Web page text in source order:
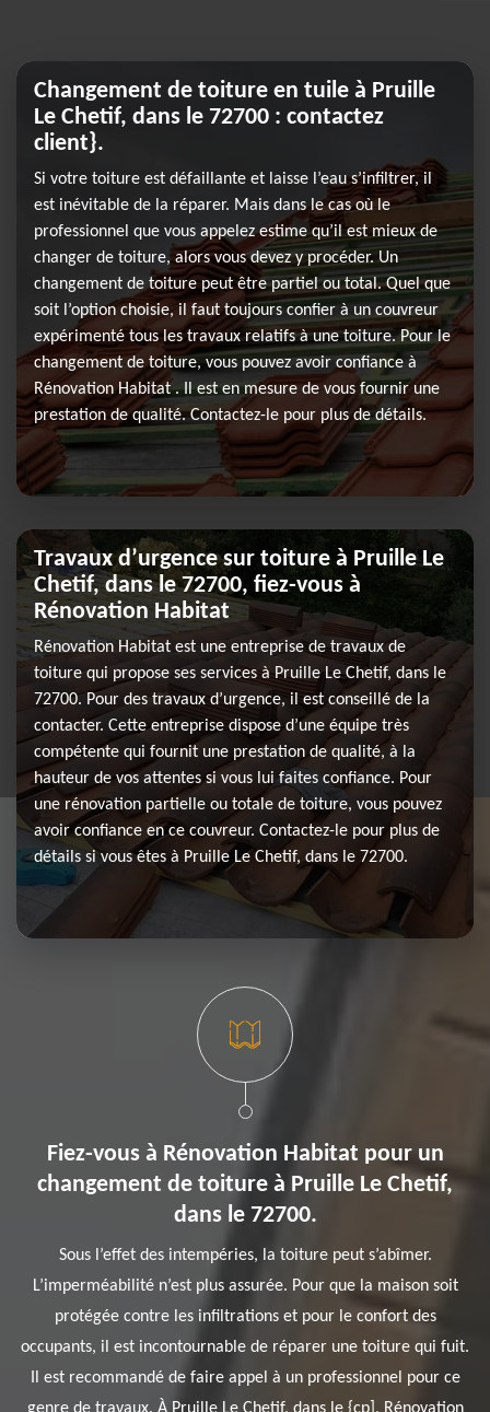
Changement de toiture en tuile à Pruille
Le Chetif, dans le 72700 : contactez
client}.
Si votre toiture est défaillante et laisse l’eau s’infiltrer, il
est inévitable de la réparer. Mais dans le cas où le
professionnel que vous appelez estime qu’il est mieux de
changer de toiture, alors vous devez y procéder. Un
changement de toiture peut être partiel ou total. Quel que
soit l’option choisie, il faut toujours confier à un couvreur
expérimenté tous les travaux relatifs à une toiture. Pour le
changement de toiture, vous pouvez avoir confiance à
Rénovation Habitat . Il est en mesure de vous fournir une
prestation de qualité. Contactez-le pour plus de détails.
Travaux d’urgence sur toiture à Pruille Le
Chetif, dans le 72700, fiez-vous à
Rénovation Habitat
Rénovation Habitat est une entreprise de travaux de
toiture qui propose ses services à Pruille Le Chetif, dans le
72700. Pour des travaux d’urgence, il est conseillé de la
contacter. Cette entreprise dispose d’une équipe très
compétente qui fournit une prestation de qualité, à la
hauteur de vos attentes si vous lui faites confiance. Pour
une rénovation partielle ou totale de toiture, vous pouvez
avoir confiance en ce couvreur. Contactez-le pour plus de
détails si vous êtes à Pruille Le Chetif, dans le 72700.
Fiez-vous à Rénovation Habitat pour un
changement de toiture à Pruille Le Chetif,
dans le 72700.
Sous l’effet des intempéries, la toiture peut s’abîmer.
L’imperméabilité n’est plus assurée. Pour que la maison soit
protégée contre les infiltrations et pour le confort des
occupants, il est incontournable de réparer une toiture qui fuit.
Il est recommandé de faire appel à un professionnel pour ce